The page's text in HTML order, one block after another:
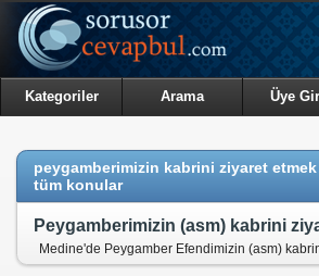
Kategoriler Arama Üye
peygamberimizin kabrini ziyaret
tüm konular